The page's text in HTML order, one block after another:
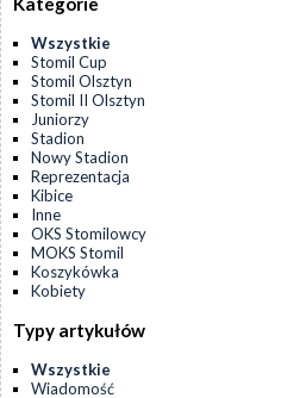
Wszystkie
Stomil Cup
Stomil Olsztyn
Stomil II Olsztyn
Juniorzy
Stadion
Nowy Stadion
Reprezentacja
Kibice
Inne
OKS Stomilowcy
MOKS Stomil
Koszykówka
Kobiety
Typy artykułów
Wszystkie
Wiadomość